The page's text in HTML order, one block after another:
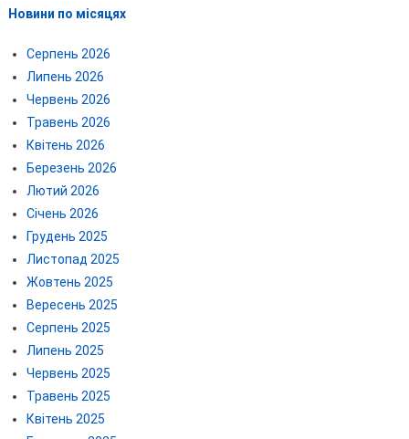
Новини по місяцях
Серпень 2026
Липень 2026
Червень 2026
Травень 2026
Квітень 2026
Березень 2026
Лютий 2026
Січень 2026
Грудень 2025
Листопад 2025
Жовтень 2025
Вересень 2025
Серпень 2025
Липень 2025
Червень 2025
Травень 2025
Квітень 2025